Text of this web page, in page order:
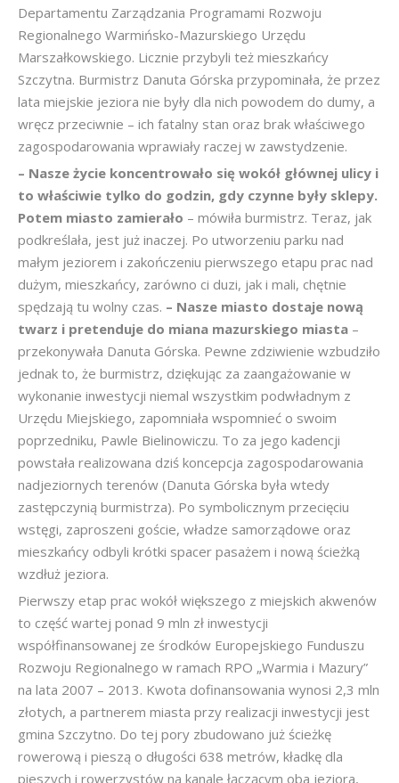
Departamentu Zarządzania Programami Rozwoju
Regionalnego Warmińsko-Mazurskiego Urzędu
Marszałkowskiego. Licznie przybyli też mieszkańcy
Szczytna. Burmistrz Danuta Górska przypominała, że przez
lata miejskie jeziora nie były dla nich powodem do dumy, a
wręcz przeciwnie – ich fatalny stan oraz brak właściwego
zagospodarowania wprawiały raczej w zawstydzenie.
– Nasze życie koncentrowało się wokół głównej ulicy i
to właściwie tylko do godzin, gdy czynne były sklepy.
Potem miasto zamierało – mówiła burmistrz. Teraz, jak
podkreślała, jest już inaczej. Po utworzeniu parku nad
małym jeziorem i zakończeniu pierwszego etapu prac nad
dużym, mieszkańcy, zarówno ci duzi, jak i mali, chętnie
spędzają tu wolny czas. – Nasze miasto dostaje nową
twarz i pretenduje do miana mazurskiego miasta –
przekonywała Danuta Górska. Pewne zdziwienie wzbudziło
jednak to, że burmistrz, dziękując za zaangażowanie w
wykonanie inwestycji niemal wszystkim podwładnym z
Urzędu Miejskiego, zapomniała wspomnieć o swoim
poprzedniku, Pawle Bielinowiczu. To za jego kadencji
powstała realizowana dziś koncepcja zagospodarowania
nadjeziornych terenów (Danuta Górska była wtedy
zastępczynią burmistrza). Po symbolicznym przecięciu
wstęgi, zaproszeni goście, władze samorządowe oraz
mieszkańcy odbyli krótki spacer pasażem i nową ścieżką
wzdłuż jeziora.
Pierwszy etap prac wokół większego z miejskich akwenów
to część wartej ponad 9 mln zł inwestycji
współfinansowanej ze środków Europejskiego Funduszu
Rozwoju Regionalnego w ramach RPO „Warmia i Mazury”
na lata 2007 – 2013. Kwota dofinansowania wynosi 2,3 mln
złotych, a partnerem miasta przy realizacji inwestycji jest
gmina Szczytno. Do tej pory zbudowano już ścieżkę
rowerową i pieszą o długości 638 metrów, kładkę dla
pieszych i rowerzystów na kanale łączącym oba jeziora,